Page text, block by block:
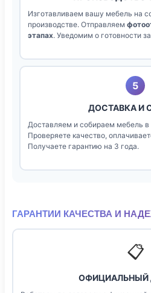
Изготавливаем вашу мебель на
производстве. Отправляем
этапах. Уведомим о готовности
5
ДОСТАВКА И
Доставляем и собираем мебель в
Проверяете качество,
Получаете гарантию на 3 года.
ГАРАНТИИ КАЧЕСТВА И
📋
ОФИЦИАЛЬНЫЙ